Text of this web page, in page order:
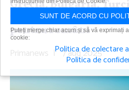
Grecia, Bulgaria,
principalele destinaţii
pentru români
Primanews | 7 aug 2025
SUNT DE ACORD CU
Puteți merge chiar acum și să vă exprimați
cookie:
Politica de colectare
Politica de